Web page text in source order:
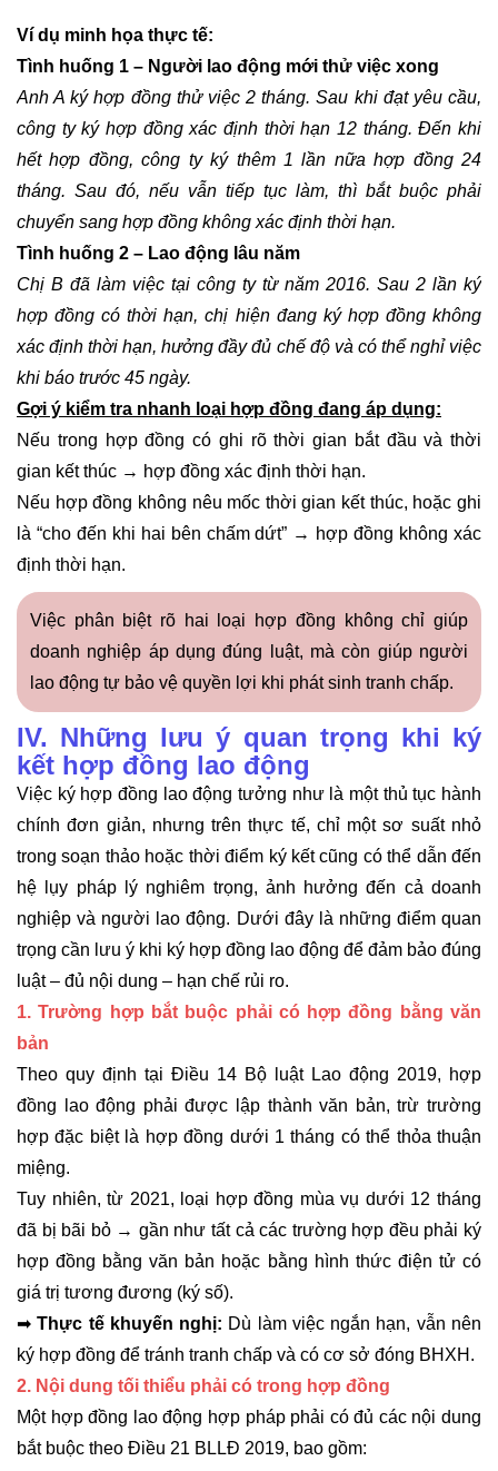
Ví dụ minh họa thực tế:
Tình huống 1 – Người lao động mới thử việc xong
Anh A ký hợp đồng thử việc 2 tháng. Sau khi đạt yêu cầu,
công ty ký hợp đồng xác định thời hạn 12 tháng. Đến khi
hết hợp đồng, công ty ký thêm 1 lần nữa hợp đồng 24
tháng. Sau đó, nếu vẫn tiếp tục làm, thì bắt buộc phải
chuyển sang hợp đồng không xác định thời hạn.
Tình huống 2 – Lao động lâu năm
Chị B đã làm việc tại công ty từ năm 2016. Sau 2 lần ký
hợp đồng có thời hạn, chị hiện đang ký hợp đồng không
xác định thời hạn, hưởng đầy đủ chế độ và có thể nghỉ việc
khi báo trước 45 ngày.
Gợi ý kiểm tra nhanh loại hợp đồng đang áp dụng:
Nếu trong hợp đồng có ghi rõ thời gian bắt đầu và thời
gian kết thúc → hợp đồng xác định thời hạn.
Nếu hợp đồng không nêu mốc thời gian kết thúc, hoặc ghi
là “cho đến khi hai bên chấm dứt” → hợp đồng không xác
định thời hạn.
Việc phân biệt rõ hai loại hợp đồng không chỉ giúp
doanh nghiệp áp dụng đúng luật, mà còn giúp người
lao động tự bảo vệ quyền lợi khi phát sinh tranh chấp.
IV. Những lưu ý quan trọng khi ký
kết hợp đồng lao động
Việc ký hợp đồng lao động tưởng như là một thủ tục hành
chính đơn giản, nhưng trên thực tế, chỉ một sơ suất nhỏ
trong soạn thảo hoặc thời điểm ký kết cũng có thể dẫn đến
hệ lụy pháp lý nghiêm trọng, ảnh hưởng đến cả doanh
nghiệp và người lao động. Dưới đây là những điểm quan
trọng cần lưu ý khi ký hợp đồng lao động để đảm bảo đúng
luật – đủ nội dung – hạn chế rủi ro.
1. Trường hợp bắt buộc phải có hợp đồng bằng văn
bản
Theo quy định tại Điều 14 Bộ luật Lao động 2019, hợp
đồng lao động phải được lập thành văn bản, trừ trường
hợp đặc biệt là hợp đồng dưới 1 tháng có thể thỏa thuận
miệng.
Tuy nhiên, từ 2021, loại hợp đồng mùa vụ dưới 12 tháng
đã bị bãi bỏ → gần như tất cả các trường hợp đều phải ký
hợp đồng bằng văn bản hoặc bằng hình thức điện tử có
giá trị tương đương (ký số).
➡ Thực tế khuyến nghị: Dù làm việc ngắn hạn, vẫn nên
ký hợp đồng để tránh tranh chấp và có cơ sở đóng BHXH.
2. Nội dung tối thiểu phải có trong hợp đồng
Một hợp đồng lao động hợp pháp phải có đủ các nội dung
bắt buộc theo Điều 21 BLLĐ 2019, bao gồm: